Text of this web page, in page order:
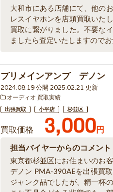
大和市にある店舗にて、他の
レスイヤホンを店頭買取いた
買取に繋がりました。不要な
ましたら査定いたしますので
プリメインアンプ デノン
2024.08.19 公開 2025.02.21 更新
オーディオ 買取実績
出張買取 小平店 杉並区
買取価格 3,000円
担当バイヤーからのコメント
東京都杉並区にお住まいのお
デノン PMA-390AEを出張買
ジャンク品でしたが、精一杯